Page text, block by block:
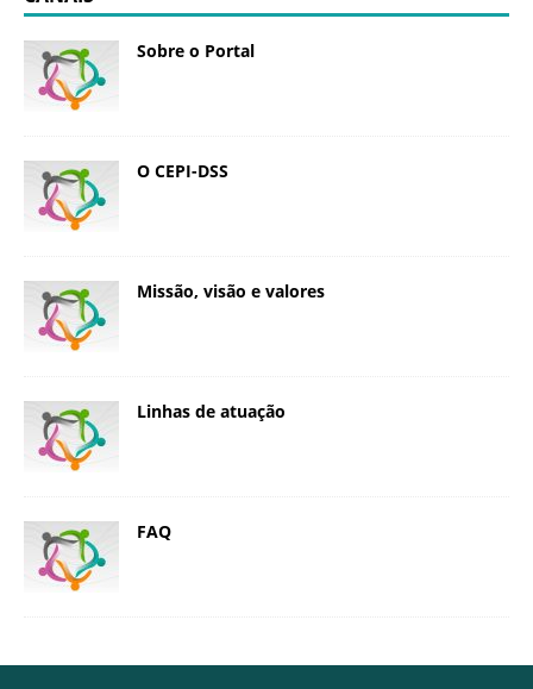
Sobre o Portal
O CEPI-DSS
Missão, visão e valores
Linhas de atuação
FAQ